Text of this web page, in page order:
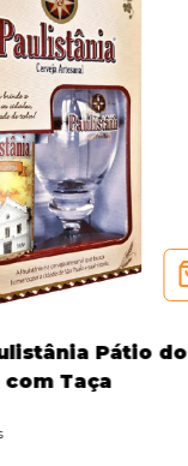
Pátio do
Taça